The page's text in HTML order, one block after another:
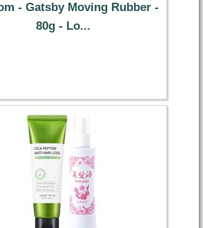
- Gatsby Moving Rubber -
80g - Lo...